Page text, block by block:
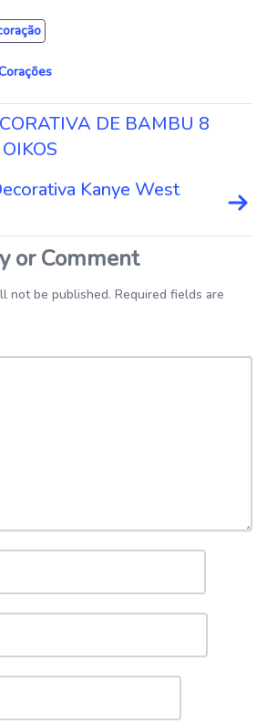
DE BAMBU 8
Kanye West
or Comment
not be published. Required fields are